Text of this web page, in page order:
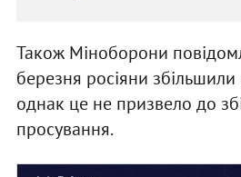
Також Міноборони
березня росіяни збільшили
однак це не призвело до
просування.